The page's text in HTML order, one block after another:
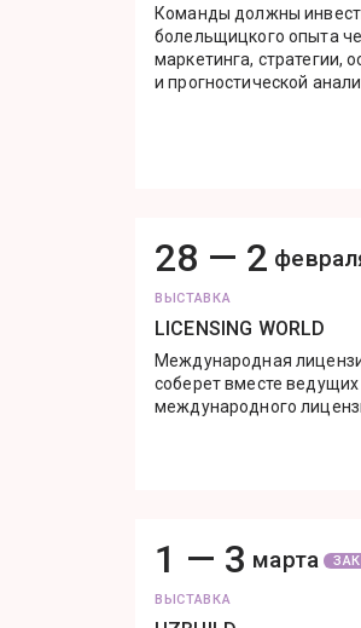
Команды должны
болельщицкого опыта
маркетинга, стратегии,
и прогностической
28 — 2
ВЫСТАВКА
LICENSING WORLD
Международная
соберет вместе ведущих
международного
1 — 3 марта
ВЫСТАВКА